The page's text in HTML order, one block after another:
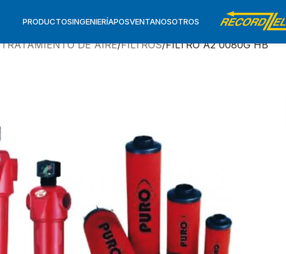
PRODUCTOSINGENIERÍAPOSVENTANOSOTROS
TRATAMIENTO DE AIRE FILTROS FILTRO A2 0080G HB